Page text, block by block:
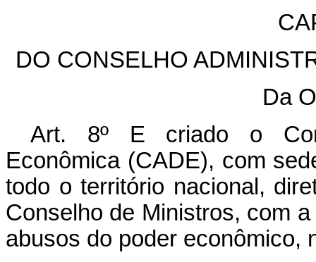
DO CONSELHO
Da
Art. 8º E criado o
Econômica (CADE), com
todo o território nacional,
Conselho de Ministros, com
abusos do poder econômico,